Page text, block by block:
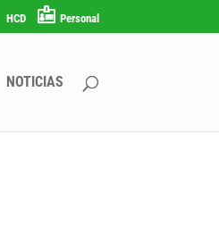
HCD Personal
NOTICIAS